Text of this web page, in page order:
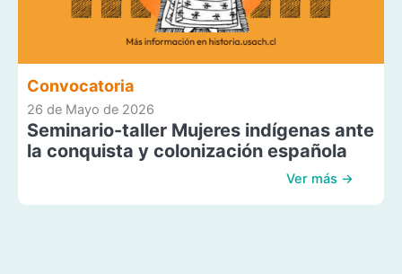
Convocatoria
26 de Mayo de 2026
Seminario-taller Mujeres indígenas ante
la conquista y colonización española
Ver más →